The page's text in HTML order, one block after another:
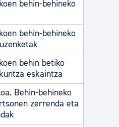
behin-behineko
behin-behineko
behin betiko
eskaintza
Behin-behineko
zerrenda eta